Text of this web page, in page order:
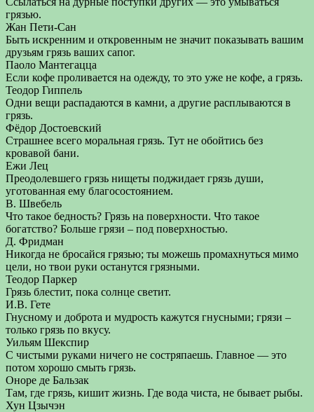
грязью.
Жан Пети-Сан
Быть искренним и откровенным не значит показывать вашим
друзьям грязь ваших сапог.
Паоло Мантегацца
Если кофе проливается на одежду, то это уже не кофе, а грязь.
Теодор Гиппель
Одни вещи распадаются в камни, а другие расплываются в
грязь.
Фёдор Достоевский
Страшнее всего моральная грязь. Тут не обойтись без
кровавой бани.
Ежи Лец
Преодолевшего грязь нищеты поджидает грязь души,
уготованная ему благосостоянием.
B. Швебель
Что такое бедность? Грязь на поверхности. Что такое
богатство? Больше грязи – под поверхностью.
Д. Фридман
Никогда не бросайся грязью; ты можешь промахнуться мимо
цели, но твои руки останутся грязными.
Теодор Паркер
Грязь блестит, пока солнце светит.
И.В. Гете
Гнусному и доброта и мудрость кажутся гнусными; грязи –
только грязь по вкусу.
Уильям Шекспир
С чистыми руками ничего не состряпаешь. Главное — это
потом хорошо смыть грязь.
Оноре де Бальзак
Там, где грязь, кишит жизнь. Где вода чиста, не бывает рыбы.
Хун Цзычэн